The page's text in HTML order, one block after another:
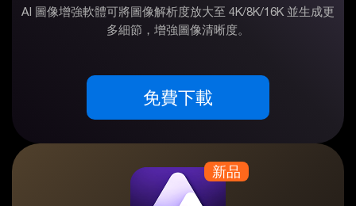
AI 圖像增強軟體可將圖像解析度放大至 4K/8K/16K 並生成更
多細節，增強圖像清晰度。
免費下載
新品